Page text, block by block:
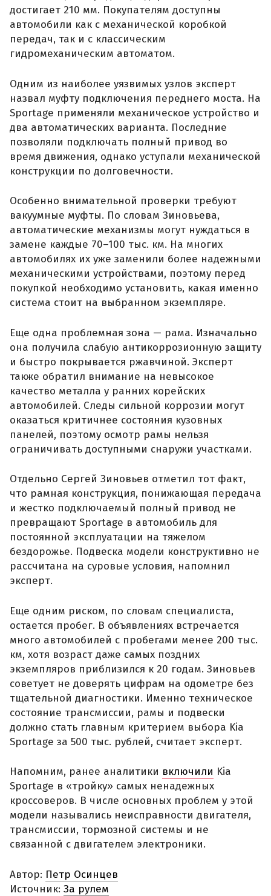
достигает 210 мм. Покупателям доступны
автомобили как с механической коробкой
передач, так и с классическим
гидромеханическим автоматом.
Одним из наиболее уязвимых узлов эксперт
назвал муфту подключения переднего моста. На
Sportage применяли механическое устройство и
два автоматических варианта. Последние
позволяли подключать полный привод во
время движения, однако уступали механической
конструкции по долговечности.
Особенно внимательной проверки требуют
вакуумные муфты. По словам Зиновьева,
автоматические механизмы могут нуждаться в
замене каждые 70–100 тыс. км. На многих
автомобилях их уже заменили более надежными
механическими устройствами, поэтому перед
покупкой необходимо установить, какая именно
система стоит на выбранном экземпляре.
Еще одна проблемная зона — рама. Изначально
она получила слабую антикоррозионную защиту
и быстро покрывается ржавчиной. Эксперт
также обратил внимание на невысокое
качество металла у ранних корейских
автомобилей. Следы сильной коррозии могут
оказаться критичнее состояния кузовных
панелей, поэтому осмотр рамы нельзя
ограничивать доступными снаружи участками.
Отдельно Сергей Зиновьев отметил тот факт,
что рамная конструкция, понижающая передача
и жестко подключаемый полный привод не
превращают Sportage в автомобиль для
постоянной эксплуатации на тяжелом
бездорожье. Подвеска модели конструктивно не
рассчитана на суровые условия, напомнил
эксперт.
Еще одним риском, по словам специалиста,
остается пробег. В объявлениях встречается
много автомобилей с пробегами менее 200 тыс.
км, хотя возраст даже самых поздних
экземпляров приблизился к 20 годам. Зиновьев
советует не доверять цифрам на одометре без
тщательной диагностики. Именно техническое
состояние трансмиссии, рамы и подвески
должно стать главным критерием выбора Kia
Sportage за 500 тыс. рублей, считает эксперт.
Напомним, ранее аналитики включили Kia
Sportage в «тройку» самых ненадежных
кроссоверов. В числе основных проблем у этой
модели назывались неисправности двигателя,
трансмиссии, тормозной системы и не
связанной с двигателем электроники.
Автор: Петр Осинцев
Источник: За рулем